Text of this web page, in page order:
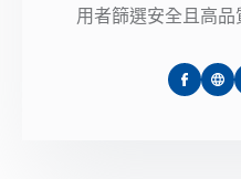
用者篩選安全且高品